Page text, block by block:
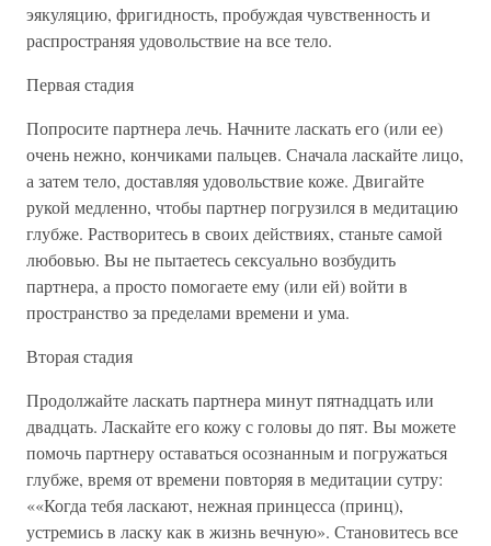
эякуляцию, фригидность, пробуждая чувственность и
распространяя удовольствие на все тело.
Первая стадия
Попросите партнера лечь. Начните ласкать его (или ее)
очень нежно, кончиками пальцев. Сначала ласкайте лицо,
а затем тело, доставляя удовольствие коже. Двигайте
рукой медленно, чтобы партнер погрузился в медитацию
глубже. Растворитесь в своих действиях, станьте самой
любовью. Вы не пытаетесь сексуально возбудить
партнера, а просто помогаете ему (или ей) войти в
пространство за пределами времени и ума.
Вторая стадия
Продолжайте ласкать партнера минут пятнадцать или
двадцать. Ласкайте его кожу с головы до пят. Вы можете
помочь партнеру оставаться осознанным и погружаться
глубже, время от времени повторяя в медитации сутру:
««Когда тебя ласкают, нежная принцесса (принц),
устремись в ласку как в жизнь вечную». Становитесь все